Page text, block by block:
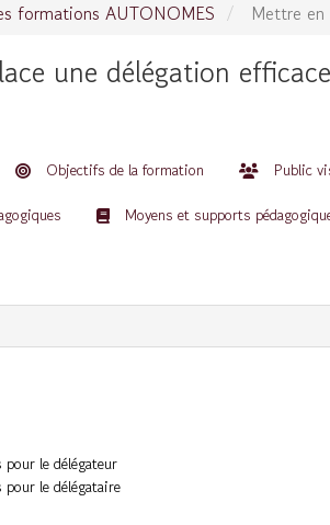
formations AUTONOMES Mettre
une délégation efficace
Objectifs de la formation Public
Moyens et supports
pour le délégateur
pour le délégataire